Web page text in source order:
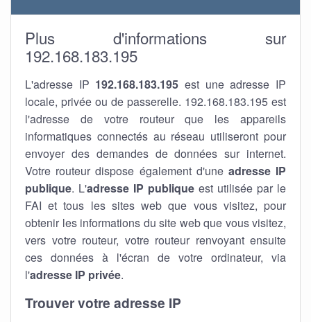
Plus d'informations sur
192.168.183.195
L'adresse IP 192.168.183.195 est une adresse IP
locale, privée ou de passerelle. 192.168.183.195 est
l'adresse de votre routeur que les appareils
informatiques connectés au réseau utiliseront pour
envoyer des demandes de données sur internet.
Votre routeur dispose également d'une adresse IP
publique. L'adresse IP publique est utilisée par le
FAI et tous les sites web que vous visitez, pour
obtenir les informations du site web que vous visitez,
vers votre routeur, votre routeur renvoyant ensuite
ces données à l'écran de votre ordinateur, via
l'adresse IP privée.
Trouver votre adresse IP